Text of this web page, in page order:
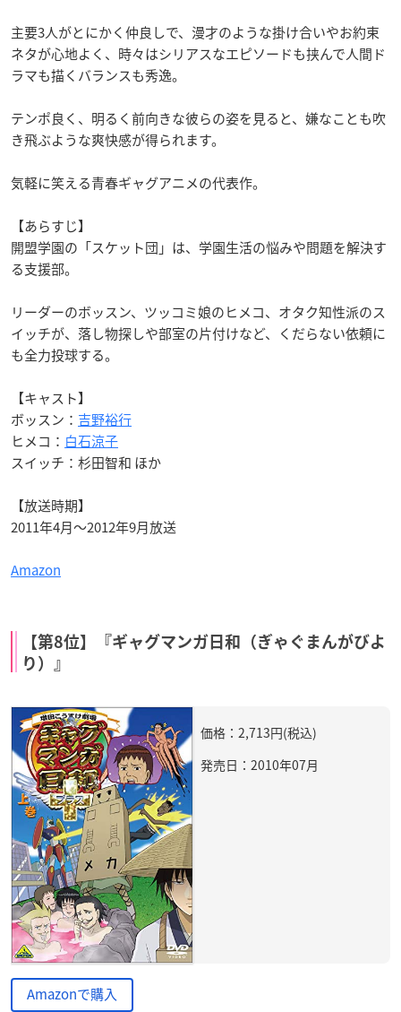
主要3人がとにかく仲良しで、漫才のような掛け合いやお約束
ネタが心地よく、時々はシリアスなエピソードも挟んで人間ド
ラマも描くバランスも秀逸。
テンポ良く、明るく前向きな彼らの姿を見ると、嫌なことも吹
き飛ぶような爽快感が得られます。
気軽に笑える青春ギャグアニメの代表作。
【あらすじ】
開盟学園の「スケット団」は、学園生活の悩みや問題を解決す
る支援部。
リーダーのボッスン、ツッコミ娘のヒメコ、オタク知性派のス
イッチが、落し物探しや部室の片付けなど、くだらない依頼に
も全力投球する。
【キャスト】
ボッスン： 吉野裕行
ヒメコ： 白石涼子
スイッチ：杉田智和 ほか
【放送時期】
2011年4月～2012年9月放送
Amazon
【第8位】『ギャグマンガ日和（ぎゃぐまんがびよ
り）』
価格：2,713円(税込)
発売日：2010年07月
Amazonで購入